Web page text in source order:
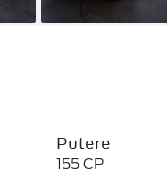
Putere
155 CP